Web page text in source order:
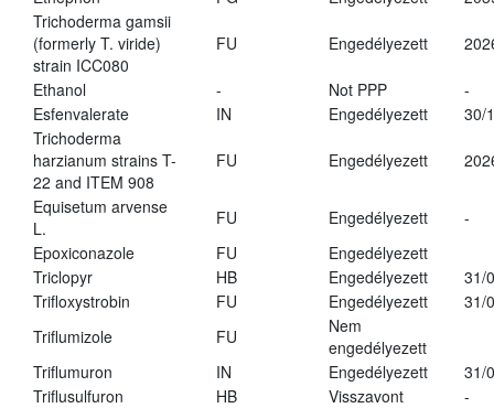
Trichoderma gamsii
(formerly T. viride)
strain ICC080
FU Engedélyezett
Ethanol - Not PPP
-
Esfenvalerate
IN Engedélyezett
30/
Trichoderma
harzianum strains T-
22 and ITEM 908
FU Engedélyezett
Equisetum arvense
L.
FU Engedélyezett
-
Epoxiconazole
FU
Engedélyezett
Triclopyr
HB Engedélyezett
31/
Trifloxystrobin
FU Engedélyezett
31/
Triflumizole
FU
Nem
engedélyezett
Triflumuron
IN Engedélyezett
31/
Triflusulfuron
HB Visszavont
-